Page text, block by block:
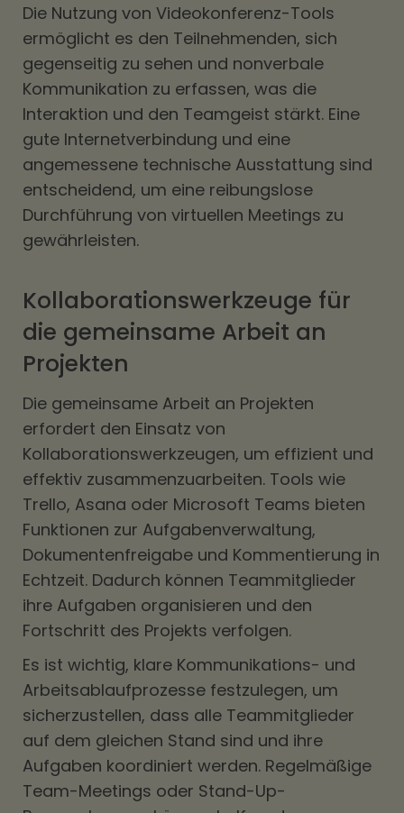
Die Nutzung von Videokonferenz-Tools
ermöglicht es den Teilnehmenden, sich
gegenseitig zu sehen und nonverbale
Kommunikation zu erfassen, was die
Interaktion und den Teamgeist stärkt. Eine
gute Internetverbindung und eine
angemessene technische Ausstattung sind
entscheidend, um eine reibungslose
Durchführung von virtuellen Meetings zu
gewährleisten.
Kollaborationswerkzeuge für
die gemeinsame Arbeit an
Projekten
Die gemeinsame Arbeit an Projekten
erfordert den Einsatz von
Kollaborationswerkzeugen, um effizient und
effektiv zusammenzuarbeiten. Tools wie
Trello, Asana oder Microsoft Teams bieten
Funktionen zur Aufgabenverwaltung,
Dokumentenfreigabe und Kommentierung in
Echtzeit. Dadurch können Teammitglieder
ihre Aufgaben organisieren und den
Fortschritt des Projekts verfolgen.
Es ist wichtig, klare Kommunikations- und
Arbeitsablaufprozesse festzulegen, um
sicherzustellen, dass alle Teammitglieder
auf dem gleichen Stand sind und ihre
Aufgaben koordiniert werden. Regelmäßige
Team-Meetings oder Stand-Up-